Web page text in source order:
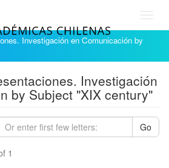
Investigación en Comunicación by
Investigación
by Subject "XIX century"
Go
1